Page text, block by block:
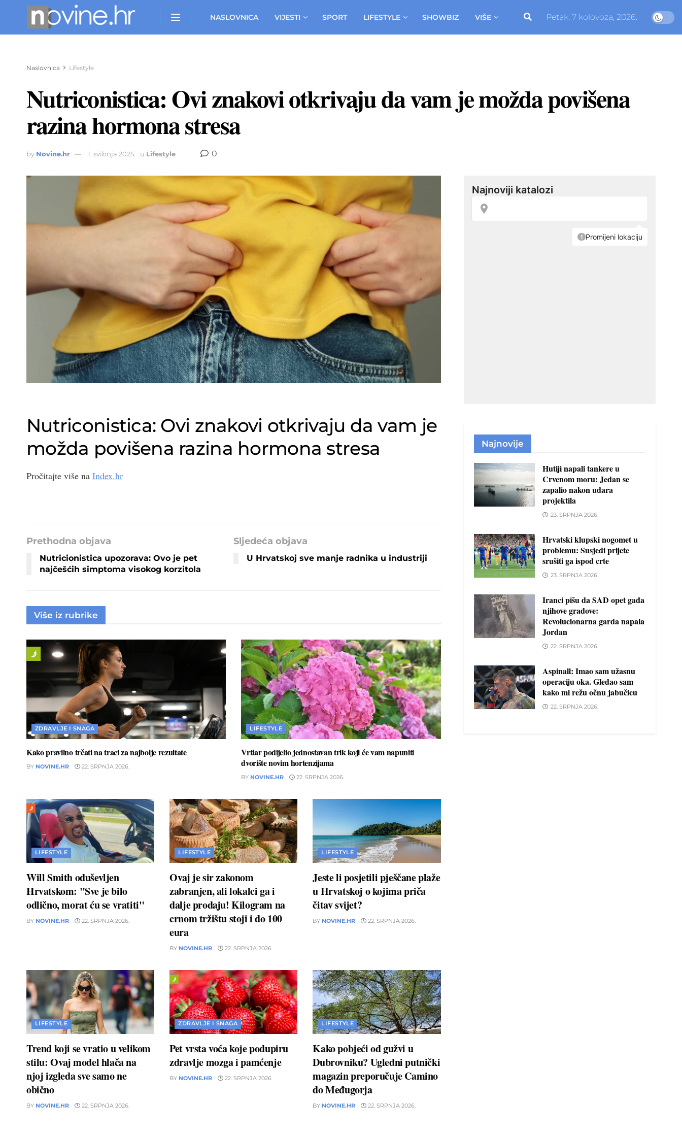
NASLOVNICA VIJESTI SPORT LIFESTYLE SHOWBIZ VIŠE Petak, 7 kolovoza, 2026.
Naslovnica Lifestyle
Nutriconistica: Ovi znakovi otkrivaju da vam je možda povišena
razina hormona stresa
by Novine.hr 1. svibnja 2025. u Lifestyle 0
Nutriconistica: Ovi znakovi otkrivaju da vam je
možda povišena razina hormona stresa
Pročitajte više na Index.hr
Prethodna objava
Nutricionistica upozorava: Ovo je pet
najčešćih simptoma visokog korzitola
Sljedeća objava
U Hrvatskoj sve manje radnika u industriji
Više iz rubrike
ZDRAVLJE I SNAGA
Kako pravilno trčati na traci za najbolje rezultate
BY NOVINE.HR 22. SRPNJA 2026.
LIFESTYLE
Vrtlar podijelio jednostavan trik koji će vam napuniti
dvorište novim hortenzijama
BY NOVINE.HR 22. SRPNJA 2026.
LIFESTYLE
Will Smith oduševljen
Hrvatskom: "Sve je bilo
odlično, morat ću se vratiti"
BY NOVINE.HR 22. SRPNJA 2026.
LIFESTYLE
Ovaj je sir zakonom
zabranjen, ali lokalci ga i
dalje prodaju! Kilogram na
crnom tržištu stoji i do 100
eura
BY NOVINE.HR 22. SRPNJA 2026.
LIFESTYLE
Jeste li posjetili pješčane plaže
u Hrvatskoj o kojima priča
čitav svijet?
BY NOVINE.HR 22. SRPNJA 2026.
LIFESTYLE
Trend koji se vratio u velikom
stilu: Ovaj model hlača na
njoj izgleda sve samo ne
obično
BY NOVINE.HR 22. SRPNJA 2026.
ZDRAVLJE I SNAGA
Pet vrsta voća koje podupiru
zdravlje mozga i pamćenje
BY NOVINE.HR 22. SRPNJA 2026.
LIFESTYLE
Kako pobjeći od gužvi u
Dubrovniku? Ugledni putnički
magazin preporučuje Camino
do Međugorja
BY NOVINE.HR 22. SRPNJA 2026.
Najnovije
Hutiji napali tankere u
Crvenom moru: Jedan se
zapalio nakon udara
projektila
23. SRPNJA 2026.
Hrvatski klupski nogomet u
problemu: Susjedi prijete
srušiti ga ispod crte
23. SRPNJA 2026.
Iranci pišu da SAD opet gađa
njihove gradove:
Revolucionarna garda napala
Jordan
22. SRPNJA 2026.
Aspinall: Imao sam užasnu
operaciju oka. Gledao sam
kako mi režu očnu jabučicu
22. SRPNJA 2026.